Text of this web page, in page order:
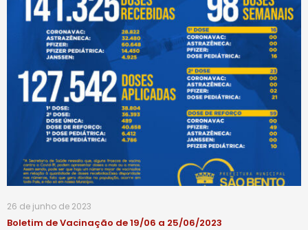
26 de junho de 2023
Boletim de Vacinação de 19/06 a 25/06/2023